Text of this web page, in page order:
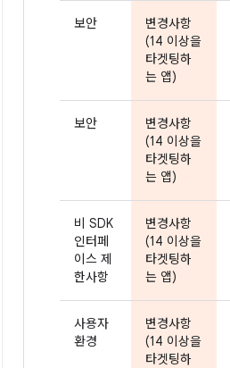
보안
변경사항
(14 이상을
타겟팅하
는 앱)
보안
변경사항
(14 이상을
타겟팅하
는 앱)
비 SDK
인터페
이스 제
한사항
변경사항
(14 이상을
타겟팅하
는 앱)
사용자
환경
변경사항
(14 이상을
타겟팅하